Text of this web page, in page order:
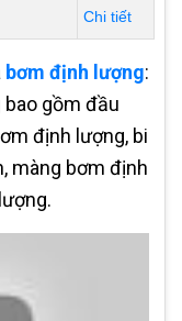
Chi tiết
bơm định lượng:
gồm đầu
định lượng, bi
màng bơm định